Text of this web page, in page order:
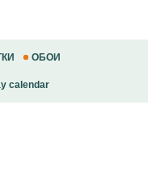
ОБОИ
calendar